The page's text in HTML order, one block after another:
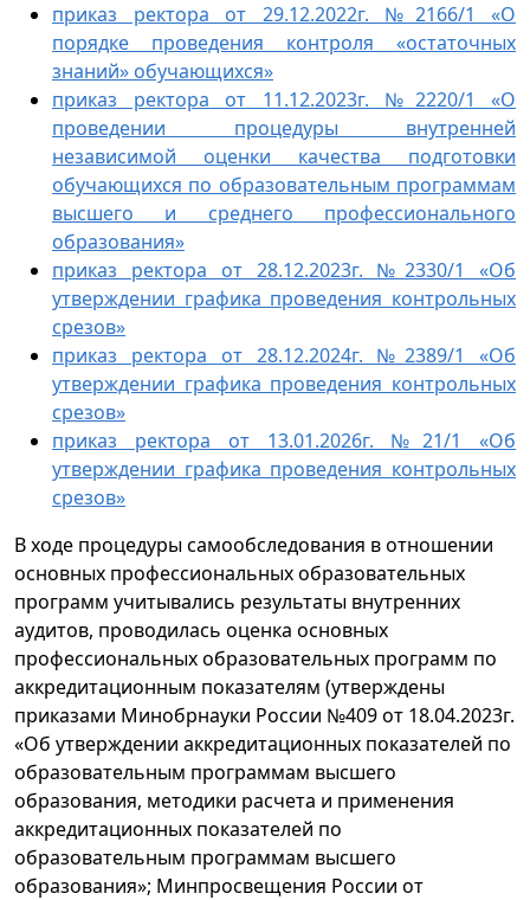
приказ ректора от 29.12.2022г. №2166/1 «О
порядке проведения контроля «остаточных
знаний» обучающихся»
приказ ректора от 11.12.2023г. №2220/1 «О
проведении процедуры внутренней
независимой оценки качества подготовки
обучающихся по образовательным программам
высшего и среднего профессионального
образования»
приказ ректора от 28.12.2023г. №2330/1 «Об
утверждении графика проведения контрольных
срезов»
приказ ректора от 28.12.2024г. №2389/1 «Об
утверждении графика проведения контрольных
срезов»
приказ ректора от 13.01.2026г. №21/1 «Об
утверждении графика проведения контрольных
срезов»
В ходе процедуры самообследования в отношении
основных профессиональных образовательных
программ учитывались результаты внутренних
аудитов, проводилась оценка основных
профессиональных образовательных программ по
аккредитационным показателям (утверждены
приказами Минобрнауки России №409 от 18.04.2023г.
«Об утверждении аккредитационных показателей по
образовательным программам высшего
образования, методики расчета и применения
аккредитационных показателей по
образовательным программам высшего
образования»; Минпросвещения России от